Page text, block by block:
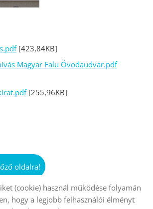
[423,84KB]
Magyar Falu Óvodaudvar.pdf
[255,96KB]
oldalra!
(cookie) használ működése folyamán
hogy a legjobb felhasználói élményt